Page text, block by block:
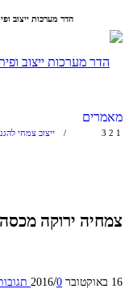
הדר מערכות ייצוב
מאמרים
1
2 ייצוב צמחי 3
/
צמחיה ירוקה
16 באוקטובר 2016 /0 תגובות